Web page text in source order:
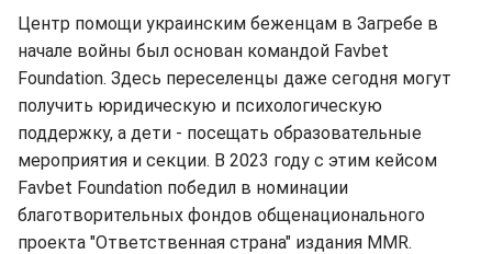
Центр помощи украинским беженцам в Загребе в
начале войны был основан командой Favbet
Foundation. Здесь переселенцы даже сегодня могут
получить юридическую и психологическую
поддержку, а дети - посещать образовательные
мероприятия и секции. В 2023 году с этим кейсом
Favbet Foundation победил в номинации
благотворительных фондов общенационального
проекта "Ответственная страна" издания MMR.